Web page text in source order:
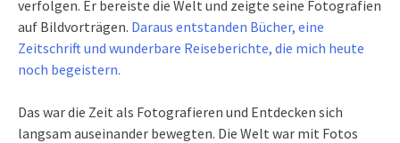
verfolgen. Er bereiste die Welt und zeigte seine Fotografien
auf Bildvorträgen. Daraus entstanden Bücher, eine
Zeitschrift und wunderbare Reiseberichte, die mich heute
noch begeistern.
Das war die Zeit als Fotografieren und Entdecken sich
langsam auseinander bewegten. Die Welt war mit Fotos